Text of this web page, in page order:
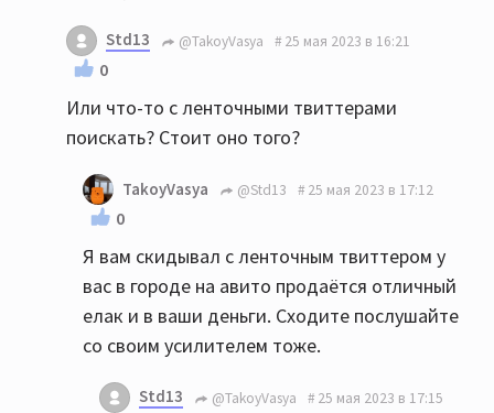
Std13 @TakoyVasya 25 мая 2023 в 16:21
0
Или что-то с ленточными твиттерами
поискать? Стоит оно того?
TakoyVasya @Std13 25 мая 2023 в 17:12
0
Я вам скидывал с ленточным твиттером у
вас в городе на авито продаётся отличный
елак и в ваши деньги. Сходите послушайте
со своим усилителем тоже.
Std13 @TakoyVasya 25 мая 2023 в 17:15